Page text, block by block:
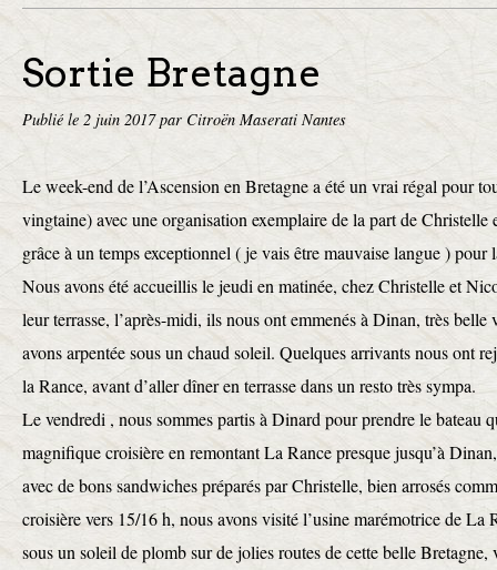
Sortie Bretagne
Publié le 2 juin 2017par Citroën Maserati Nantes
Le week-end de l’Ascension en Bretagne a été un vrai régal pour
vingtaine) avec une organisation exemplaire de la part de
grâce à un temps exceptionnel ( je vais être mauvaise langue )
Nous avons été accueillis le jeudi en matinée, chez Christelle et
leur terrasse, l’après-midi, ils nous ont emmenés à Dinan, très belle
avons arpentée sous un chaud soleil. Quelques arrivants nous ont
la Rance, avant d’aller dîner en terrasse dans un resto très sympa.
Le vendredi , nous sommes partis à Dinard pour prendre le bateau
magnifique croisière en remontant La Rance presque jusqu’à
avec de bons sandwiches préparés par Christelle, bien arrosés
croisière vers 15/16 h, nous avons visité l’usine marémotrice de La
sous un soleil de plomb sur de jolies routes de cette belle Bretagne,